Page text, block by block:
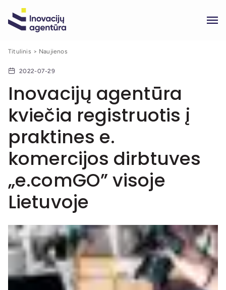
Titulinis Naujienos
2022-07-29
Inovacijų agentūra
kviečia registruotis į
praktines e.
komercijos dirbtuves
„e.comGO” visoje
Lietuvoje